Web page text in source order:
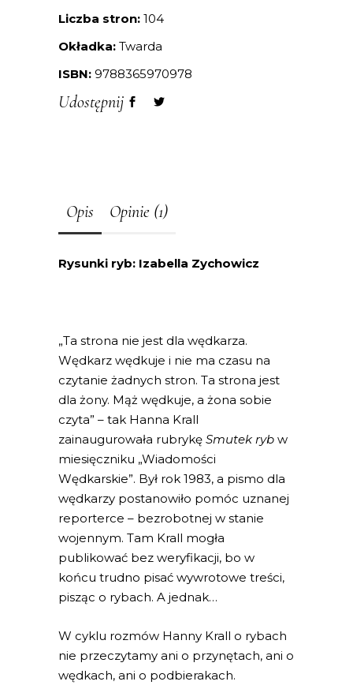
Liczba stron: 104
Okładka: Twarda
ISBN: 9788365970978
Udostępnij
Opis Opinie (1)
Rysunki ryb: Izabella Zychowicz
„Ta strona nie jest dla wędkarza.
Wędkarz wędkuje i nie ma czasu na
czytanie żadnych stron. Ta strona jest
dla żony. Mąż wędkuje, a żona sobie
czyta” – tak Hanna Krall
zainaugurowała rubrykę Smutek ryb w
miesięczniku „Wiadomości
Wędkarskie”. Był rok 1983, a pismo dla
wędkarzy postanowiło pomóc uznanej
reporterce – bezrobotnej w stanie
wojennym. Tam Krall mogła
publikować bez weryfikacji, bo w
końcu trudno pisać wywrotowe treści,
pisząc o rybach. A jednak…
W cyklu rozmów Hanny Krall o rybach
nie przeczytamy ani o przynętach, ani o
wędkach, ani o podbierakach.